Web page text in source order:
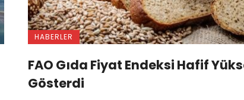
HABERLER
FAO Gıda Fiyat Endeksi Hafif
Gösterdi